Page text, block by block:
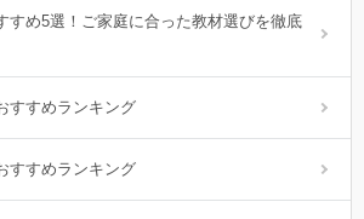
すめ5選！ご家庭に合った教材選びを徹底
すすめランキング
すすめランキング